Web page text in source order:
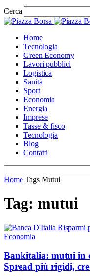
Cerca
Home
Tecnologia
Green Economy
Lavori pubblici
Logistica
Sanità
Sport
Economia
Energia
Imprese
Tasse & fisco
Tecnologia
Blog
Contatti
Home Tags Mutui
Tag: mutui
Economia
Bankitalia: mutui in
Spread più rigidi,